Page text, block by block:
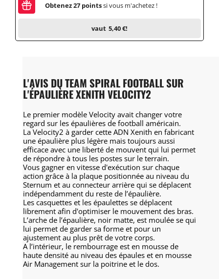
Obtenez27 pointssi vous m'achetez !
vaut 5,40 €!
L'AVIS DU TEAM SPIRAL FOOTBALL SUR
L'ÉPAULIÈRE XENITH VELOCITY2
Le premier modèle Velocity avait changer votre
regard sur les épaulières de football américain.
La Velocity2 à garder cette ADN Xenith en fabricant
une épaulière plus légère mais toujours aussi
efficace avec une liberté de mouvent qui lui permet
de répondre à tous les postes sur le terrain.
Vous gagner en vitesse d'exécution sur chaque
action grâce à la plaque positionnée au niveau du
Sternum et au connecteur arrière qui se déplacent
indépendamment du reste de l’épaulière.
Les casquettes et les épaulettes se déplacent
librement afin d'optimiser le mouvement des bras.
L’arche de l’épaulière, noir matte, est moulée se qui
lui permet de garder sa forme et pour un
ajustement au plus prêt de votre corps.
A l’intérieur, le rembourrage est en mousse de
haute densité au niveau des épaules et en mousse
Air Management sur la poitrine et le dos.